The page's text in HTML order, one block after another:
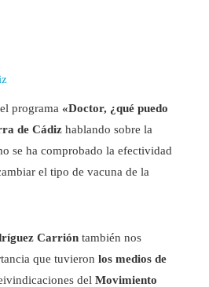
programa «Doctor, ¿qué puedo
de Cádiz hablando sobre la
se ha comprobado la efectividad
el tipo de vacuna de la
Carrión también nos
que tuvieron los medios de
del Movimiento